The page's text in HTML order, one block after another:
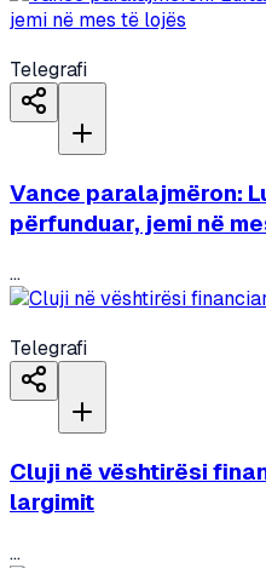
Telegrafi
Vance paralajmëron:
përfunduar, jemi në
...
Telegrafi
Cluji në vështirësi
largimit
...